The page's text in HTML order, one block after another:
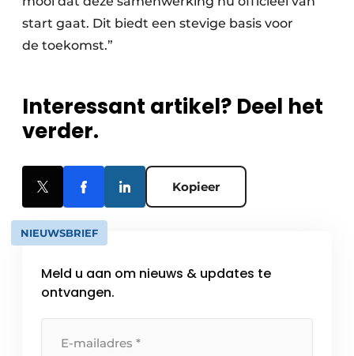
start gaat. Dit biedt een stevige basis voor
de toekomst.”
Interessant artikel? Deel het
verder.
Kopieer
NIEUWSBRIEF
Meld u aan om nieuws & updates te
ontvangen.